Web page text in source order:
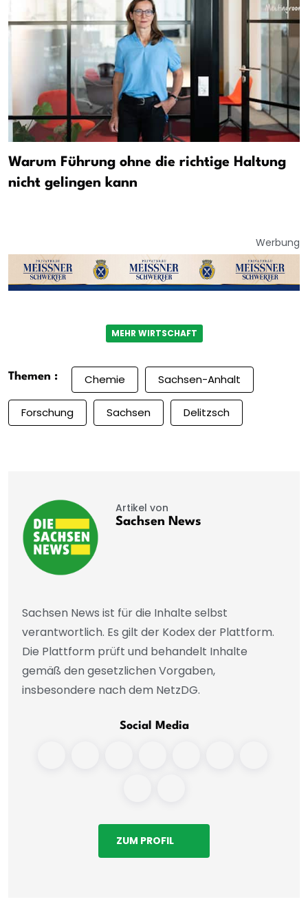
Warum Führung ohne die richtige Haltung
nicht gelingen kann
Werbung
MEHR WIRTSCHAFT
Themen : Chemie Sachsen-Anhalt
Forschung Sachsen Delitzsch
Artikel von
Sachsen News
Sachsen News ist für die Inhalte selbst
verantwortlich. Es gilt der Kodex der Plattform.
Die Plattform prüft und behandelt Inhalte
gemäß den gesetzlichen Vorgaben,
insbesondere nach dem NetzDG.
Social Media
ZUM PROFIL